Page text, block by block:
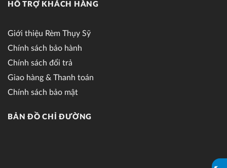
HỖ TRỢ KHÁCH HÀNG
Giới thiệu Rèm Thụy Sỹ
Chính sách bảo hành
Chính sách đổi trả
Giao hàng & Thanh toán
Chính sách bảo mật
BẢN ĐỒ CHỈ ĐƯỜNG